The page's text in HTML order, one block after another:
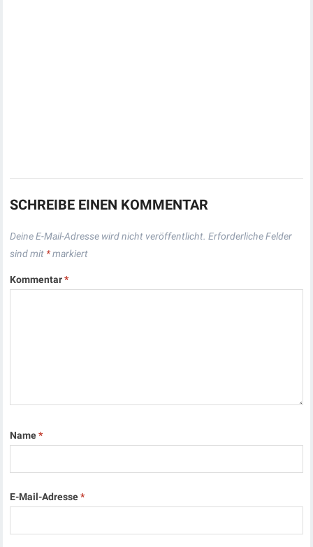
SCHREIBE EINEN KOMMENTAR
Deine E-Mail-Adresse wird nicht veröffentlicht. Erforderliche Felder
sind mit *markiert
Kommentar*
Name*
E-Mail-Adresse*